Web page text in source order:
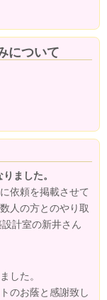
について
ました。
依頼を掲載させて
人の方とのやり取
計室の新井さん
した。
のお蔭と感謝致し